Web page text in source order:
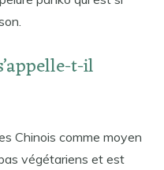
t-il
Chinois comme moyen
végétariens et est